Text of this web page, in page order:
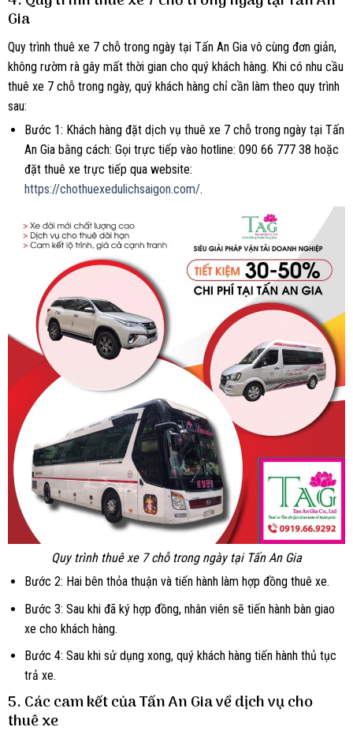
Gia
Quy trình thuê xe 7 chỗ trong ngày tại Tấn An Gia vô cùng đơn giản,
không rườm rà gây mất thời gian cho quý khách hàng. Khi có nhu cầu
thuê xe 7 chỗ trong ngày, quý khách hàng chỉ cần làm theo quy trình
sau:
Bước 1: Khách hàng đặt dịch vụ thuê xe 7 chỗ trong ngày tại Tấn
An Gia bằng cách: Gọi trực tiếp vào hotline: 090 66 777 38 hoặc
đặt thuê xe trực tiếp qua website:
https://chothuexedulichsaigon.com/.
Quy trình thuê xe 7 chỗ trong ngày tại Tấn An Gia
Bước 2: Hai bên thỏa thuận và tiến hành làm hợp đồng thuê xe.
Bước 3: Sau khi đã ký hợp đồng, nhân viên sẽ tiến hành bàn giao
xe cho khách hàng.
Bước 4: Sau khi sử dụng xong, quý khách hàng tiến hành thủ tục
trả xe.
5. Các cam kết của Tấn An Gia về dịch vụ cho
thuê xe